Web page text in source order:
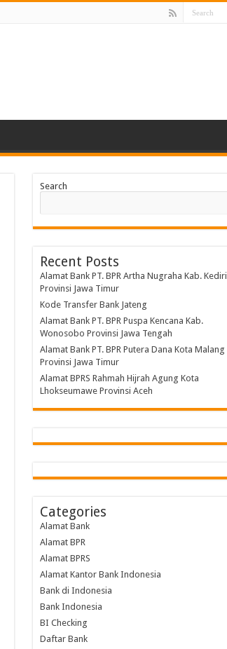
Search
Recent Posts
Alamat Bank PT. BPR Artha Nugraha Kab. Kediri
Provinsi Jawa Timur
Kode Transfer Bank Jateng
Alamat Bank PT. BPR Puspa Kencana Kab.
Wonosobo Provinsi Jawa Tengah
Alamat Bank PT. BPR Putera Dana Kota Malang
Provinsi Jawa Timur
Alamat BPRS Rahmah Hijrah Agung Kota
Lhokseumawe Provinsi Aceh
Categories
Alamat Bank
Alamat BPR
Alamat BPRS
Alamat Kantor Bank Indonesia
Bank di Indonesia
Bank Indonesia
BI Checking
Daftar Bank